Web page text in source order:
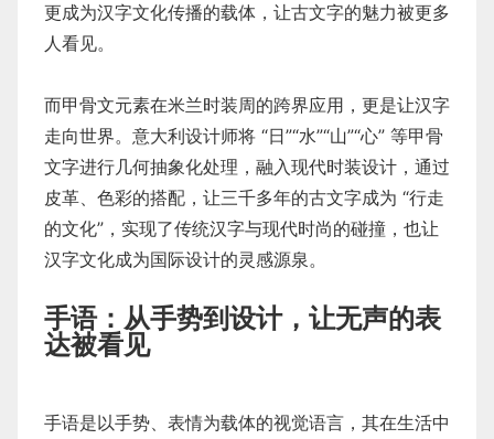
更成为汉字文化传播的载体，让古文字的魅力被更多
人看见。
而甲骨文元素在米兰时装周的跨界应用，更是让汉字
走向世界。意大利设计师将 “日”“水”“山”“心” 等甲骨
文字进行几何抽象化处理，融入现代时装设计，通过
皮革、色彩的搭配，让三千多年的古文字成为 “行走
的文化”，实现了传统汉字与现代时尚的碰撞，也让
汉字文化成为国际设计的灵感源泉。
手语：从手势到设计，让无声的表
达被看见
手语是以手势、表情为载体的视觉语言，其在生活中